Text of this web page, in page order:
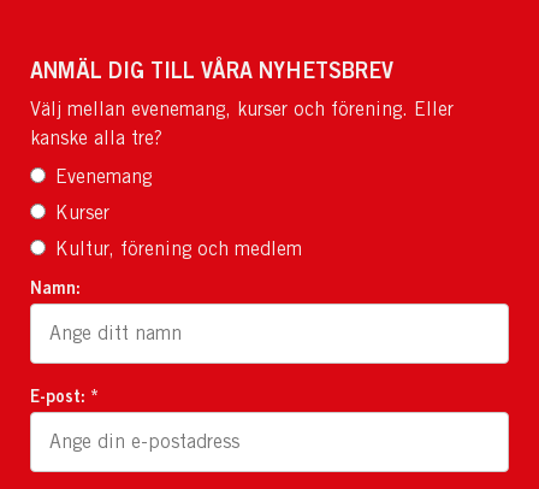
ANMÄL DIG TILL VÅRA NYHETSBREV
Välj mellan evenemang, kurser och förening. Eller
kanske alla tre?
Evenemang
Kurser
Kultur, förening och medlem
Namn:
E-post: *